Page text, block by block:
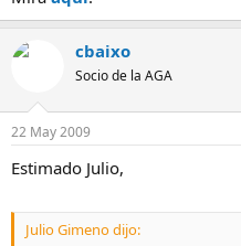
cbaixo
Socio de la AGA
22 May 2009
Estimado Julio,
Julio Gimeno dijo: